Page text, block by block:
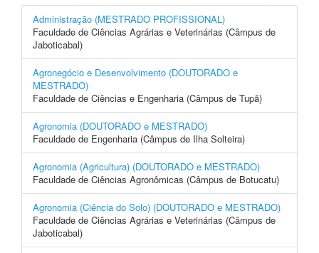
Administração (MESTRADO PROFISSIONAL)
Faculdade de Ciências Agrárias e Veterinárias (Câmpus de
Jaboticabal)
Agronegócio e Desenvolvimento (DOUTORADO e
MESTRADO)
Faculdade de Ciências e Engenharia (Câmpus de Tupã)
Agronomia (DOUTORADO e MESTRADO)
Faculdade de Engenharia (Câmpus de Ilha Solteira)
Agronomia (Agricultura) (DOUTORADO e MESTRADO)
Faculdade de Ciências Agronômicas (Câmpus de Botucatu)
Agronomia (Ciência do Solo) (DOUTORADO e MESTRADO)
Faculdade de Ciências Agrárias e Veterinárias (Câmpus de
Jaboticabal)